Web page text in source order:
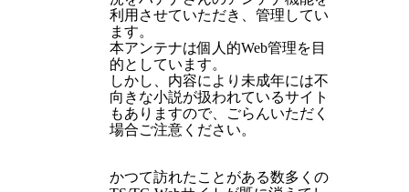
利用させていただき、管理してい
ます。
本アンテナは個人的Web管理を目
的としています。
しかし、内容により未成年には不
向きな小説が扱われているサイト
もありますので、ごらんいただく
場合ご注意ください。
かつて訪れたことがある数多くの